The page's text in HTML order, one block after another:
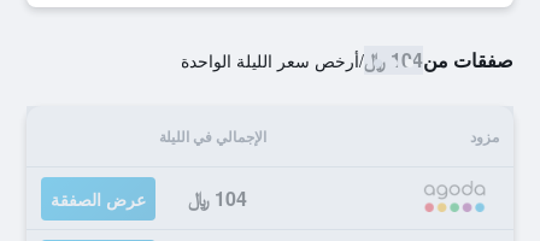
صفقات من104 ﷼ /أرخص سعر الليلة الواحدة
مزود الإجمالي في الليلة
104 ﷼ عرض الصفقة